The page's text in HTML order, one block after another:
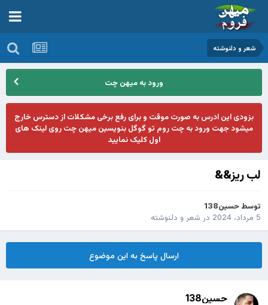
شعر و دلنوشته
ورود به میهن چت
بزودی این ادرس به صورت موقت و برای رفع برخی مشکلات از دسترس خارج
میشود جهت ورود به چت روم تو گوگل بنویسین میهن چت روی لینک های
اول کلیک نمایید
لب ریز&&
توسط حسین138
5 مرداد، 2024
در شعر و دلنوشته
ارسال پاسخ به این موضوع
حسین138